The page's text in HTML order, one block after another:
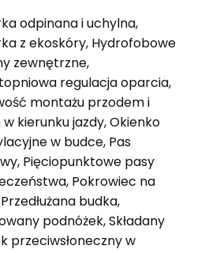
odpinana i uchylna,
z ekoskóry, Hydrofobowe
zewnętrzne,
regulacja oparcia,
montażu przodem i
w kierunku jazdy, Okienko
w budce, Pas
Pięciopunktowe pasy
Pokrowiec na
budka,
podnóżek, Składany
przeciwsłoneczny w